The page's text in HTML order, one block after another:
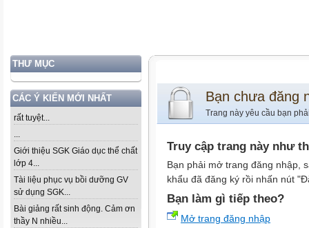
THƯ MỤC
CÁC Ý KIẾN MỚI NHẤT
rất tuyệt...
...
Giới thiệu SGK Giáo dục thể chất
lớp 4...
Tài liệu phục vụ bồi dưỡng GV
sử dụng SGK...
Bài giảng rất sinh động. Cảm ơn
thầy N nhiều...
Bạn chưa đăng
Trang này yêu cầu bạn
Truy cập trang này như
Bạn phải mở trang đăng nhập,
khẩu đã đăng ký rồi nhấn nút
Bạn làm gì tiếp theo?
Mở trang đăng nhập